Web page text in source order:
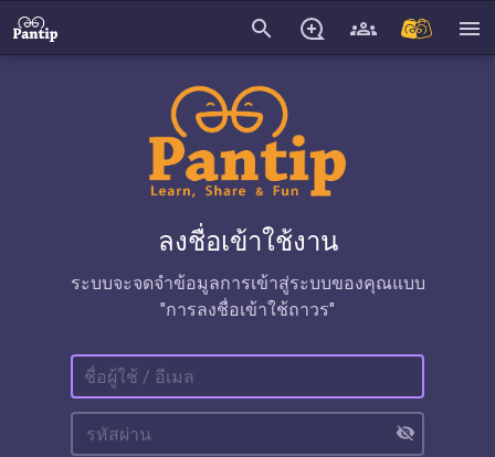
search menu
ลงชื่อเข้าใช้งาน
ระบบจะจดจำข้อมูลการเข้าสู่ระบบของคุณแบบ
"การลงชื่อเข้าใช้ถาวร"
visibility_off